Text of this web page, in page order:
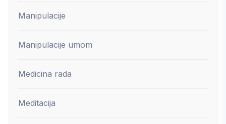
Manipulacije
Manipulacije umom
Medicina rada
Meditacija